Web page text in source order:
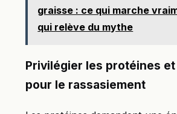
graisse : ce qui marche
qui relève du mythe
Privilégier les protéines
pour le rassasiement